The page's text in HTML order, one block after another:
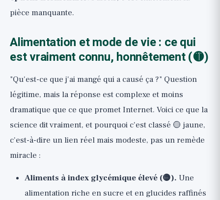
pièce manquante.
Alimentation et mode de vie : ce qui
est vraiment connu, honnêtement (🟡)
"Qu'est-ce que j'ai mangé qui a causé ça ?" Question
légitime, mais la réponse est complexe et moins
dramatique que ce que promet Internet. Voici ce que la
science dit vraiment, et pourquoi c'est classé 🟡 jaune,
c'est-à-dire un lien réel mais modeste, pas un remède
miracle :
Aliments à index glycémique élevé (🟡). Une
alimentation riche en sucre et en glucides raffinés